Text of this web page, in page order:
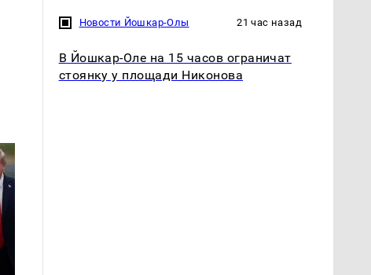
Новости Йошкар-Олы 21 час назад
В Йошкар-Оле на 15 часов ограничат
стоянку у площади Никонова